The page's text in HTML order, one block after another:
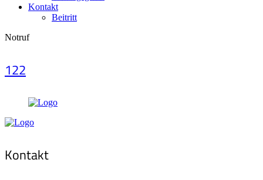
Kontakt
Beitritt
Notruf
122
Kontakt